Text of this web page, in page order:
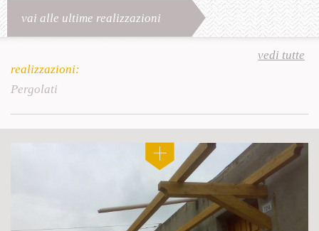
vai alle ultime realizzazioni
vedi tutte
realizzazioni:
Pergolati